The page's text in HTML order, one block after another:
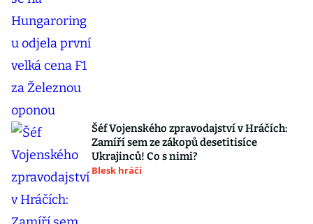
Šéf Vojenského zpravodajství v Hráčích:
Zamíří sem ze zákopů desetitisíce
Ukrajinců! Co s nimi?
Blesk hráči